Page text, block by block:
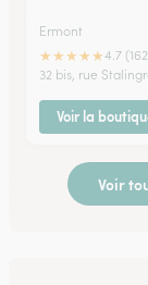
Ermont
★★★★★4.7
32 bis, rue
Voir la
Voir